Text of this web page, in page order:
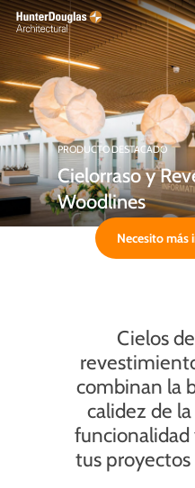
Skip
to
main
content
PRODUCTO DESTACADO
Cielorraso y
Woodlines
Necesito más
Cielos
combinan la
calidez de la
funcionalidad
tus proyectos